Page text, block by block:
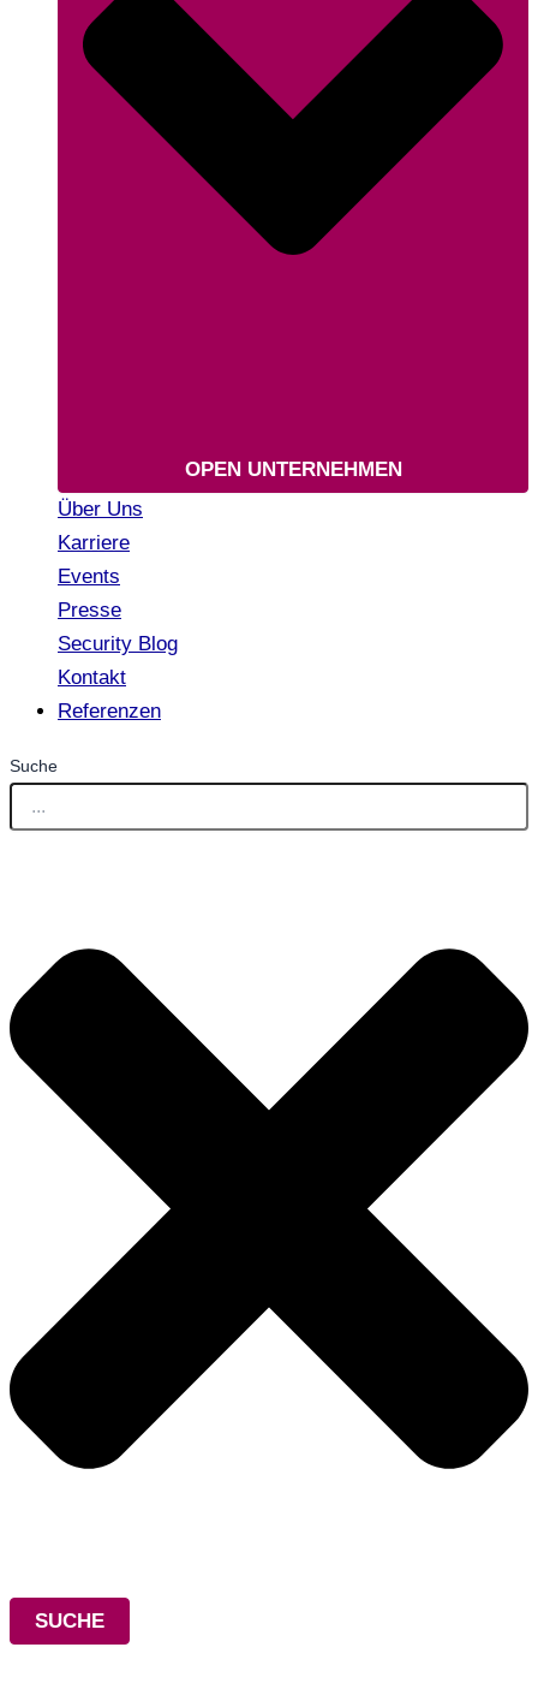
OPEN UNTERNEHMEN
Über Uns
Karriere
Events
Presse
Security Blog
Kontakt
Referenzen
Suche
SUCHE